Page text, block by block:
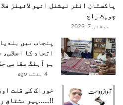
خ
ا
ج
ہ
پاکستان انٹر نیشنل ائیر لائینز
چوپٹ راج
جولائی 7, 2023
پنجاب میں
اتحاد کا
ہم آہنگ مقامی
4 ہفتے ago
خوراک کی قلت
!!……پیر مشتاق